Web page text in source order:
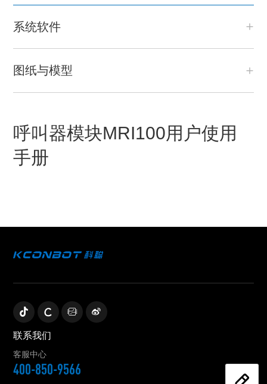
系统软件
图纸与模型
呼叫器模块MRI100用户使用
手册
联系我们
客服中心
400-850-9566